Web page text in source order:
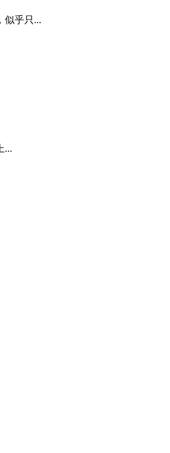
似乎只...
...